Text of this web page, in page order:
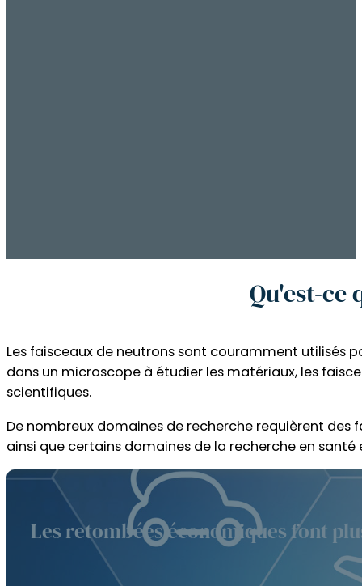
Qu'est-ce
Les faisceaux de neutrons sont couramment utilisés
dans un microscope à étudier les matériaux, les
scientifiques.
De nombreux domaines de recherche requièrent des
ainsi que certains domaines de la recherche en
Les retombées économiques font